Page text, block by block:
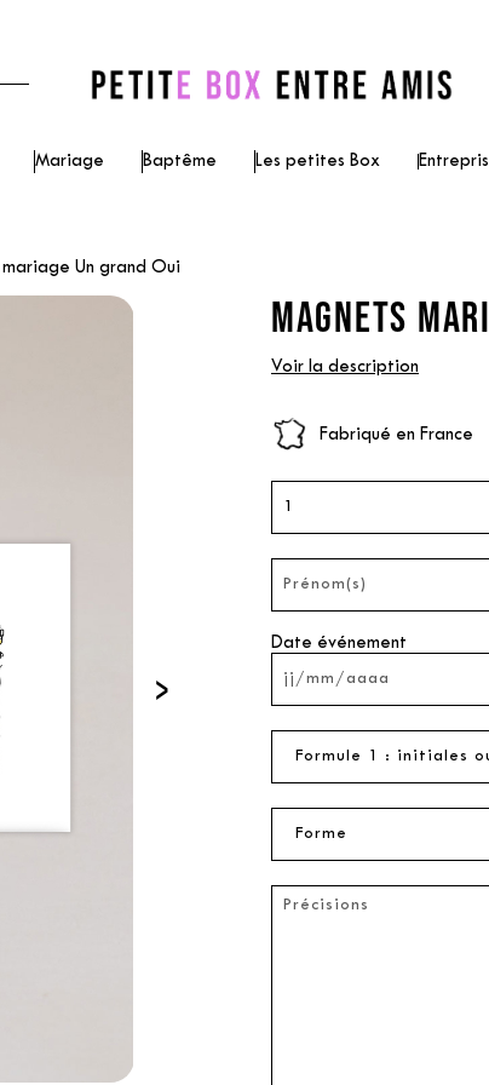
Mariage Baptême Les petites Box
Un grand Oui
›
MAGNETS
Voir la description
Fabriqué en France
Date événement